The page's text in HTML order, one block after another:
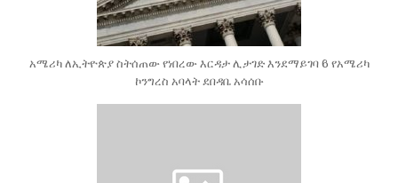
አሜሪካ ለኢትዮጵያ ስትሰጠው የነበረው እርዳታ ሊታገድ እንደማይገባ 6 የአሜሪካ
ኮንግረስ አባላት ደበዳቤ አሳሰቡ